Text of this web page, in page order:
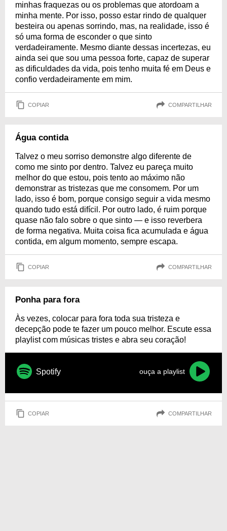
minhas fraquezas ou os problemas que atordoam a
minha mente. Por isso, posso estar rindo de qualquer
besteira ou apenas sorrindo, mas, na realidade, isso é
só uma forma de esconder o que sinto
verdadeiramente. Mesmo diante dessas incertezas, eu
ainda sei que sou uma pessoa forte, capaz de superar
as dificuldades da vida, pois tenho muita fé em Deus e
confio verdadeiramente em mim.
COPIAR COMPARTILHAR
Água contida
Talvez o meu sorriso demonstre algo diferente de
como me sinto por dentro. Talvez eu pareça muito
melhor do que estou, pois tento ao máximo não
demonstrar as tristezas que me consomem. Por um
lado, isso é bom, porque consigo seguir a vida mesmo
quando tudo está difícil. Por outro lado, é ruim porque
quase não falo sobre o que sinto — e isso reverbera
de forma negativa. Muita coisa fica acumulada e água
contida, em algum momento, sempre escapa.
COPIAR COMPARTILHAR
Ponha para fora
Às vezes, colocar para fora toda sua tristeza e
decepção pode te fazer um pouco melhor. Escute essa
playlist com músicas tristes e abra seu coração!
Spotify ouça a playlist
COPIAR COMPARTILHAR